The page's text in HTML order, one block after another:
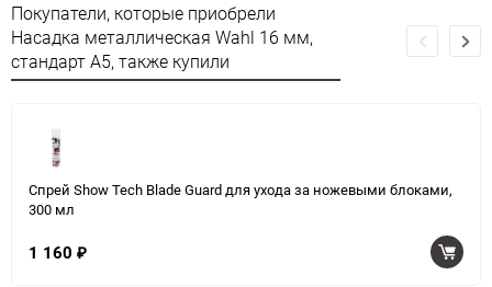
Покупатели, которые приобрели
Насадка металлическая Wahl 16 мм,
стандарт А5, также купили
Спрей Show Tech Blade Guard для ухода за ножевыми блоками,
300 мл
1 160 ₽